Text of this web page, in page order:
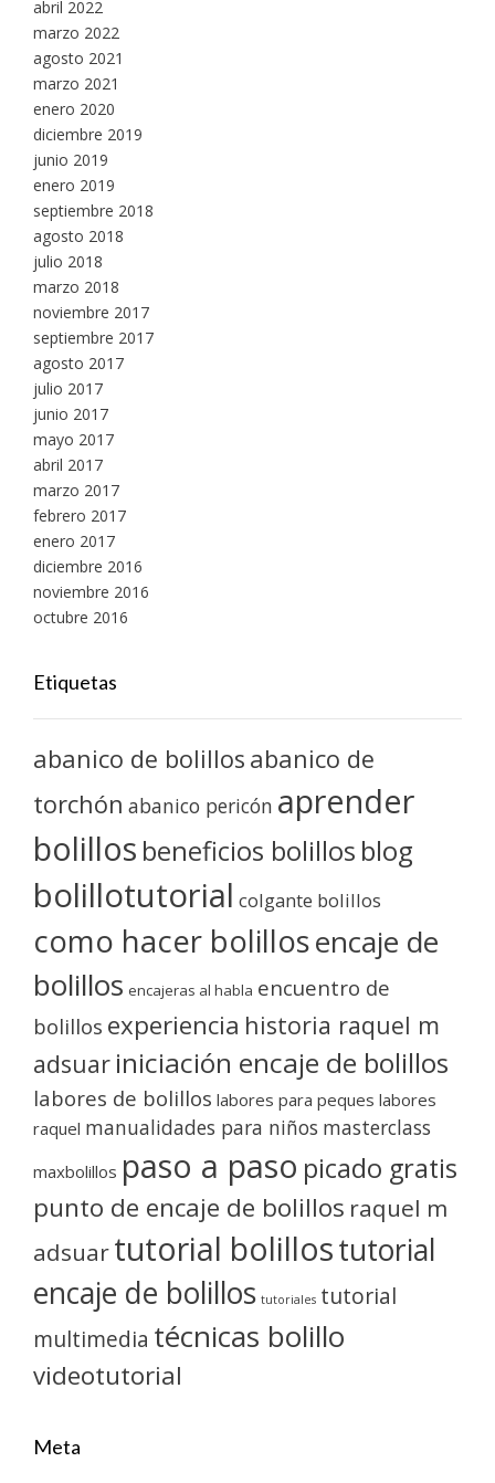
abril 2022
marzo 2022
agosto 2021
marzo 2021
enero 2020
diciembre 2019
junio 2019
enero 2019
septiembre 2018
agosto 2018
julio 2018
marzo 2018
noviembre 2017
septiembre 2017
agosto 2017
julio 2017
junio 2017
mayo 2017
abril 2017
marzo 2017
febrero 2017
enero 2017
diciembre 2016
noviembre 2016
octubre 2016
Etiquetas
abanico de bolillos abanico de
torchón abanico pericón aprender
bolillos beneficios bolillos blog
bolillotutorial colgante bolillos
como hacer bolillosencaje de
bolillos encajeras al habla encuentro de
bolillos experiencia historia raquel m
adsuar iniciación encaje de bolillos
labores de bolillos labores para peques labores
raquel manualidades para niños masterclass
maxbolillos paso a paso picado gratis
punto de encaje de bolillos raquel m
adsuartutorial bolillostutorial
encaje de bolillos tutoriales tutorial
multimedia técnicas bolillo
videotutorial
Meta